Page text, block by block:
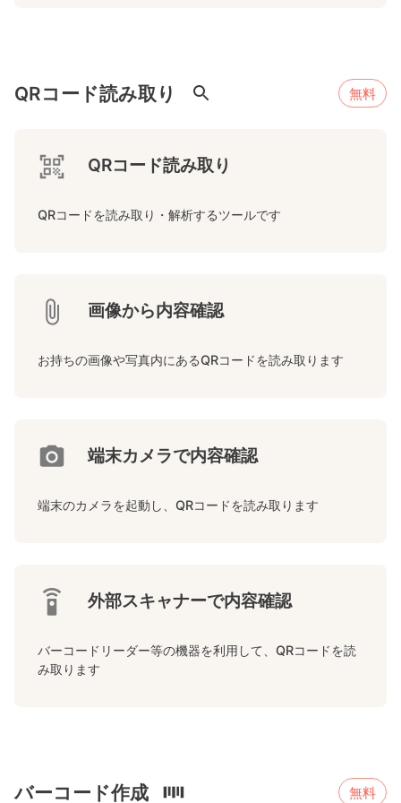
QRコード読み取り 無料
QRコード読み取り
QRコードを読み取り・解析するツールです
画像から内容確認
お持ちの画像や写真内にあるQRコードを読み取ります
端末カメラで内容確認
端末のカメラを起動し、QRコードを読み取ります
外部スキャナーで内容確認
バーコードリーダー等の機器を利用して、QRコードを読
み取ります
バーコード作成 無料